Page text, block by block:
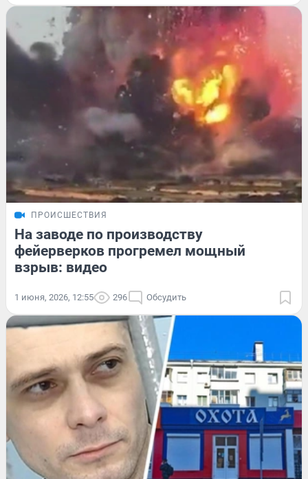
ПРОИСШЕСТВИЯ
На заводе по производству
фейерверков прогремел мощный
взрыв: видео
1 июня, 2026, 12:55 296 Обсудить